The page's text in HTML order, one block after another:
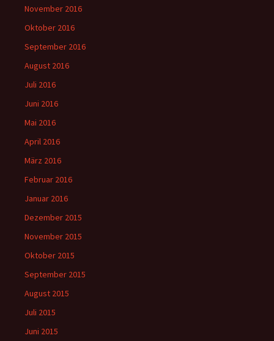
November 2016
Oktober 2016
September 2016
August 2016
Juli 2016
Juni 2016
Mai 2016
April 2016
März 2016
Februar 2016
Januar 2016
Dezember 2015
November 2015
Oktober 2015
September 2015
August 2015
Juli 2015
Juni 2015